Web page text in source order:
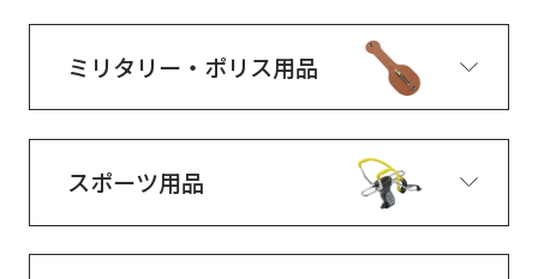
ミリタリー・ポリス用品
スポーツ用品